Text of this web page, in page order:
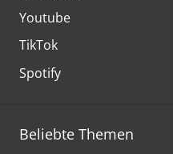
Youtube
TikTok
Spotify
Beliebte Themen